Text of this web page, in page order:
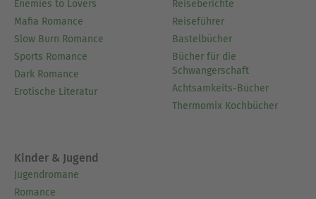
Enemies to Lovers
Mafia Romance
Slow Burn Romance
Sports Romance
Dark Romance
Erotische Literatur
Reiseberichte
Reiseführer
Bastelbücher
Bücher für die
Schwangerschaft
Achtsamkeits-Bücher
Thermomix Kochbücher
Kinder & Jugend
Jugendromane
Romance